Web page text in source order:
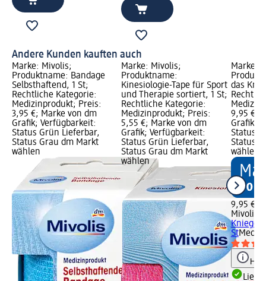
Andere Kunden kauften auch
Marke: Mivolis;
Produktname: Bandage
Selbsthaftend, 1 St;
Rechtliche Kategorie:
Medizinprodukt; Preis:
3,95 €; Marke von dm
Grafik; Verfügbarkeit:
Status Grün Lieferbar,
Status Grau dm Markt
wählen
Marke: Mivolis;
Produktname:
Kinesiologie-Tape für Sport
und Therapie sortiert, 1 St;
Rechtliche Kategorie:
Medizinprodukt; Preis:
5,55 €; Marke von dm
Grafik; Verfügbarkeit:
Status Grün Lieferbar,
Status Grau dm Markt
wählen
Marke:
das
9,95 €;
Grafik;
Status
Status
wählen
9,95 €
Mivolis
St